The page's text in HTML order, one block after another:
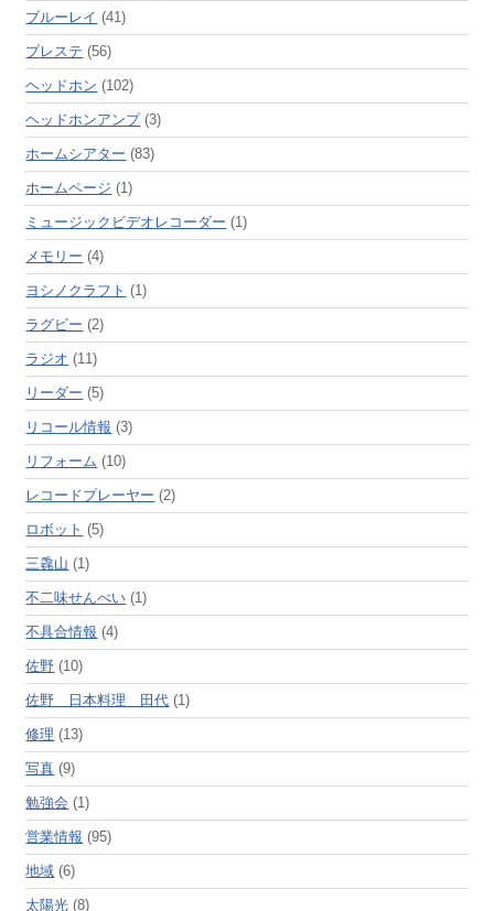
ブルーレイ (41)
プレステ (56)
ヘッドホン (102)
ヘッドホンアンプ(3)
ホームシアター (83)
ホームページ (1)
ミュージックビデオレコーダー (1)
メモリー (4)
ヨシノクラフト (1)
ラグビー (2)
ラジオ (11)
リーダー (5)
リコール情報 (3)
リフォーム (10)
レコードプレーヤー (2)
ロボット (5)
三毳山 (1)
不二味せんべい (1)
不具合情報 (4)
佐野 (10)
佐野 日本料理 田代 (1)
修理 (13)
写真 (9)
勉強会 (1)
営業情報 (95)
地域 (6)
太陽光 (8)